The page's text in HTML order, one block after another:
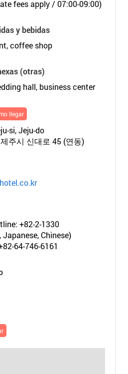
fees apply / 07:00-09:00)
y bebidas
coffee shop
(otras)
hall, business center
llegar
si, Jeju-do
주시 신대로 45 (연동)
+82-2-1330
Japanese, Chinese)
64-746-6161